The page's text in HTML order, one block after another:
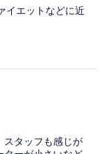
イエットなどに近
スタッフも感じが